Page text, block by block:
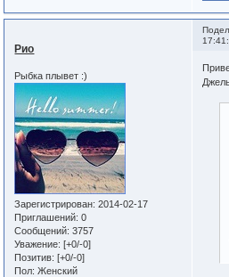
Рио
Рыбка плывет :)
Зарегистрирован: 2014-02-17
Приглашений: 0
Сообщений: 3757
Уважение: [+0/-0]
Позитив: [+0/-0]
Пол: Женский